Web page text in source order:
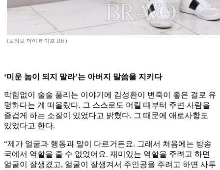
(브라보 마이 라이프 DB )
‘미운 놈이 되지 말라’는 아버지 말씀을 지키다
막힘없이 술술 풀리는 이야기에 김성환이 변죽이 좋은 걸로 유
명하다는 게 떠올랐다. 그 스스로도 어릴 때부터 주변 사람을
즐겁게 하는 소질이 있었다고 밝혔다. 그 때문에 애로사항도
있었다고 한다.
“제가 얼굴과 행동과 말이 다르거든요. 그래서 처음에는 방송
국에서 역할을 줄 수 없었어요. 재미있는 역할을 주려고 하면
얼굴이 잘생겼고, 얼굴이 잘생겨서 주인공을 주려고 하면 사투